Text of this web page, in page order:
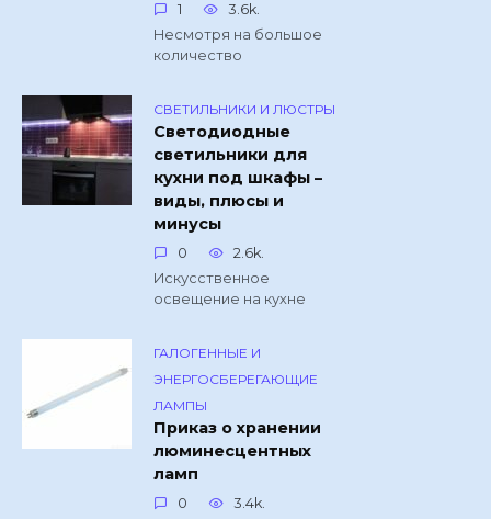
1
3.6k.
Несмотря на большое
количество
СВЕТИЛЬНИКИ И ЛЮСТРЫ
Светодиодные
светильники для
кухни под шкафы –
виды, плюсы и
минусы
0
2.6k.
Искусственное
освещение на кухне
ГАЛОГЕННЫЕ И
ЭНЕРГОСБЕРЕГАЮЩИЕ
ЛАМПЫ
Приказ о хранении
люминесцентных
ламп
0
3.4k.